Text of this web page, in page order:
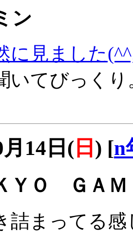
ン
に見ました
いてびっく
14日( 日 ) [n
ＹＯ ＧＡ
詰まってる